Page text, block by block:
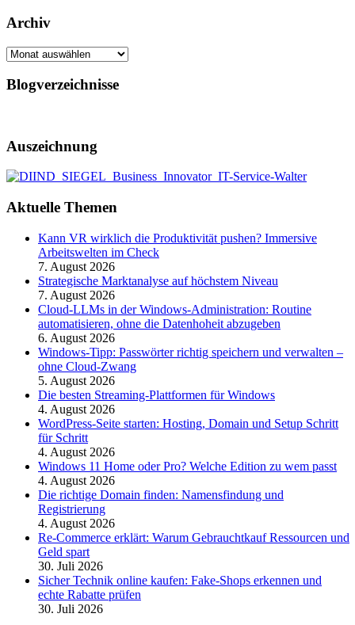
Archiv
Archiv
Blogverzeichnisse
Auszeichnung
Aktuelle Themen
Kann VR wirklich die Produktivität pushen? Immersive
Arbeitswelten im Check
7. August 2026
Strategische Marktanalyse auf höchstem Niveau
7. August 2026
Cloud-LLMs in der Windows-Administration: Routine
automatisieren, ohne die Datenhoheit abzugeben
6. August 2026
Windows-Tipp: Passwörter richtig speichern und verwalten –
ohne Cloud-Zwang
5. August 2026
Die besten Streaming-Plattformen für Windows
4. August 2026
WordPress-Seite starten: Hosting, Domain und Setup Schritt
für Schritt
4. August 2026
Windows 11 Home oder Pro? Welche Edition zu wem passt
4. August 2026
Die richtige Domain finden: Namensfindung und
Registrierung
4. August 2026
Re-Commerce erklärt: Warum Gebrauchtkauf Ressourcen und
Geld spart
30. Juli 2026
Sicher Technik online kaufen: Fake-Shops erkennen und
echte Rabatte prüfen
30. Juli 2026